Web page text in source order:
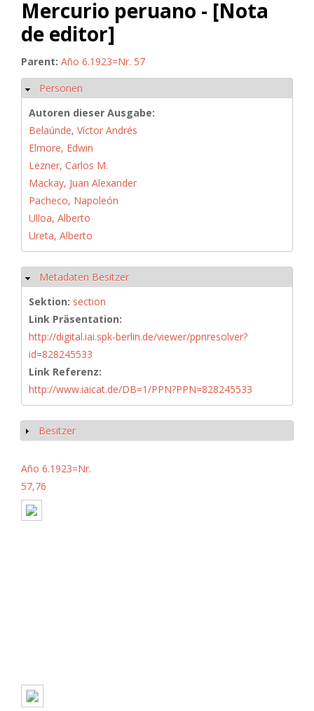
Mercurio peruano - [Nota
de editor]
Parent: Año 6.1923=Nr. 57
Ausblenden
Personen
Autoren dieser Ausgabe:
Belaúnde, Víctor Andrés
Elmore, Edwin
Lezner, Carlos M.
Mackay, Juan Alexander
Pacheco, Napoleón
Ulloa, Alberto
Ureta, Alberto
Ausblenden
Metadaten Besitzer
Sektion: section
Link Präsentation:
http://digital.iai.spk-berlin.de/viewer/ppnresolver?
id=828245533
Link Referenz:
http://www.iaicat.de/DB=1/PPN?PPN=828245533
Anzeigen
Besitzer
Año 6.1923=Nr.
57,76